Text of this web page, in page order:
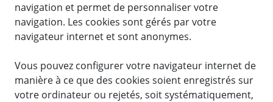
navigation et permet de personnaliser votre
navigation. Les cookies sont gérés par votre
navigateur internet et sont anonymes.
Vous pouvez configurer votre navigateur internet de
manière à ce que des cookies soient enregistrés sur
votre ordinateur ou rejetés, soit systématiquement,